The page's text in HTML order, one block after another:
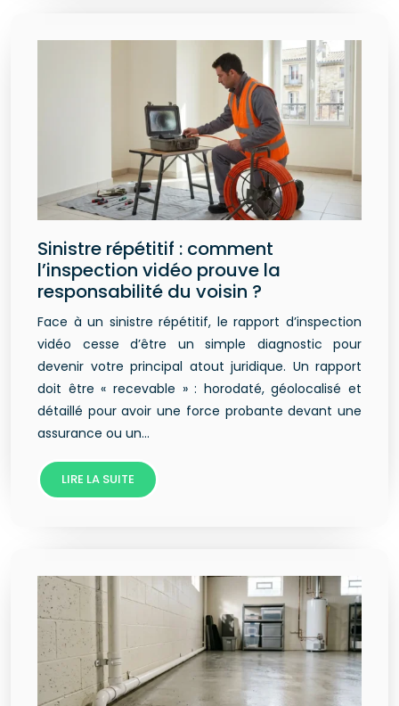
Sinistre répétitif : comment
l’inspection vidéo prouve la
responsabilité du voisin ?
Face à un sinistre répétitif, le rapport d’inspection
vidéo cesse d’être un simple diagnostic pour
devenir votre principal atout juridique. Un rapport
doit être « recevable » : horodaté, géolocalisé et
détaillé pour avoir une force probante devant une
assurance ou un…
LIRE LA SUITE